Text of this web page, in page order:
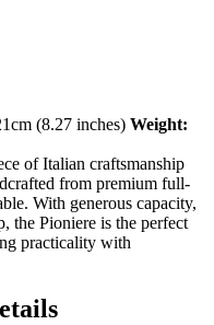
(8.27 inches) Weight:
of Italian craftsmanship
from premium full-
With generous capacity,
the Pioniere is the perfect
practicality with